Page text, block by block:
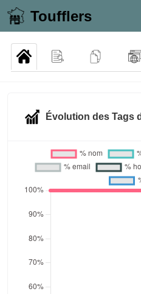
Toufflers
Évolution des Tags